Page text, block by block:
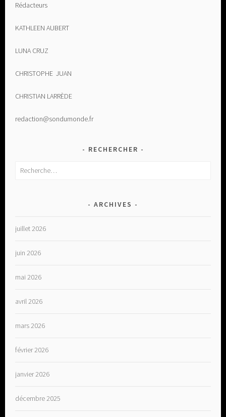
Rédacteurs
KATHLEEN AUBERT
LUNA CRUZ
CHRISTOPHE JUAN
CHRISTIAN LARRÈDE
redaction@sondumonde.fr
RECHERCHER
Rechercher :
ARCHIVES
juillet 2026
juin 2026
mai 2026
avril 2026
mars 2026
février 2026
janvier 2026
décembre 2025